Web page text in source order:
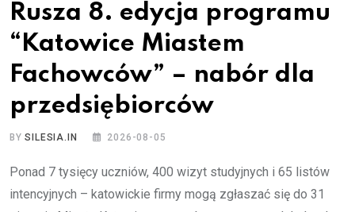
Rusza 8. edycja programu
“Katowice Miastem
Fachowców” – nabór dla
przedsiębiorców
BYSILESIA.IN 2026-08-05
Ponad 7 tysięcy uczniów, 400 wizyt studyjnych i 65 listów
intencyjnych – katowickie firmy mogą zgłaszać się do 31